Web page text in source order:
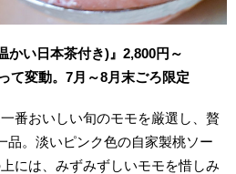
かい日本茶付き)』2,800円～
て変動。7月～8月末ごろ限定
番おいしい旬のモモを厳選し、贅
品。淡いピンク色の自家製桃ソー
には、みずみずしいモモを惜しみ